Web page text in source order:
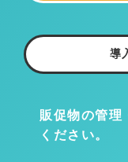
販促物の管理
ください。
導